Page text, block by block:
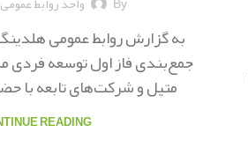
به گزارش روابط عمومی
جمع‌بندی فاز اول توسعه فردی
متیل و شرکت‌های تابعه با
READING